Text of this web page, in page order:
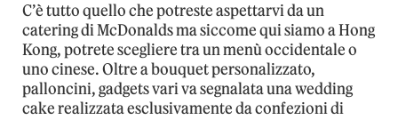
C’è tutto quello che potreste aspettarvi da un
catering di McDonalds ma siccome qui siamo a Hong
Kong, potrete scegliere tra un menù occidentale o
uno cinese. Oltre a bouquet personalizzato,
palloncini, gadgets vari va segnalata una wedding
cake realizzata esclusivamente da confezioni di